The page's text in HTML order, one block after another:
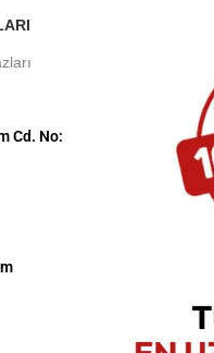
Cd. No: